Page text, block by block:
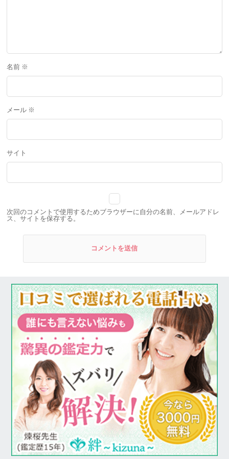
名前 ※
メール ※
サイト
次回のコメントで使用するためブラウザーに自分の名前、メールアドレ
ス、サイトを保存する。